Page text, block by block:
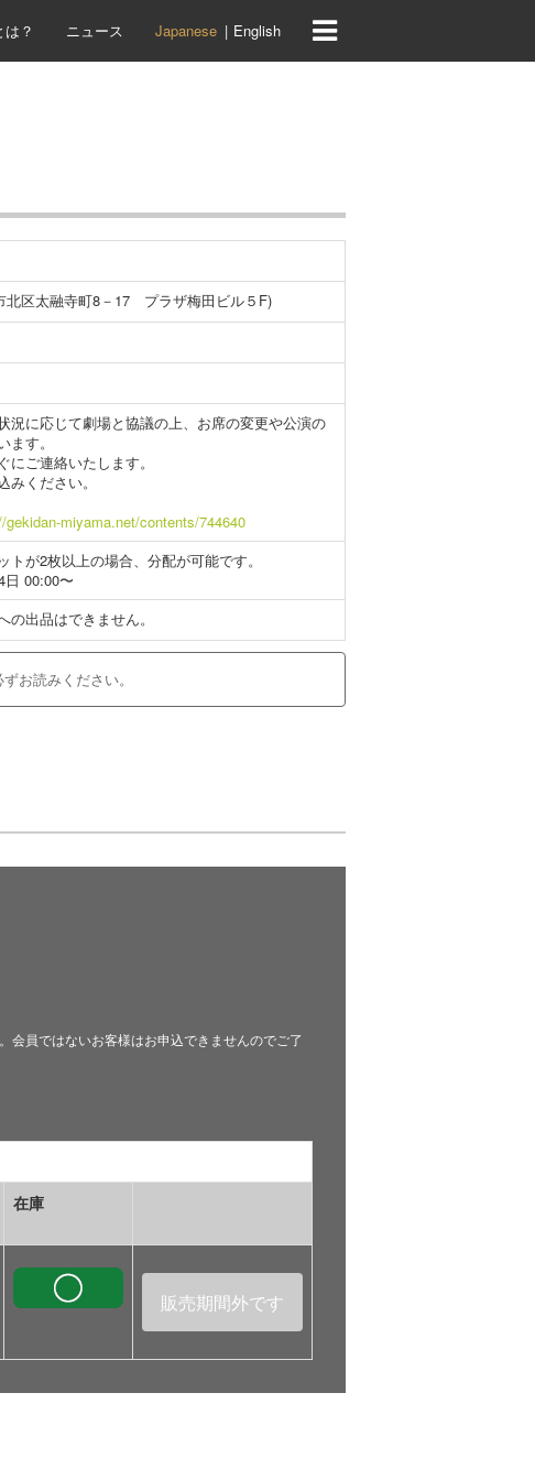
？ ニュース Japanese English
北区太融寺町8－17 プラザ梅田ビル５F)
況に応じて劇場と協議の上、お席の変更や公演の
す。
ご連絡いたします。
ください。
gekidan-miyama.net/contents/744640
が2枚以上の場合、分配が可能です。
日 00:00〜
出品はできません。
お読みください。
員ではないお客様はお申込できませんのでご了
在庫
販売期間外です